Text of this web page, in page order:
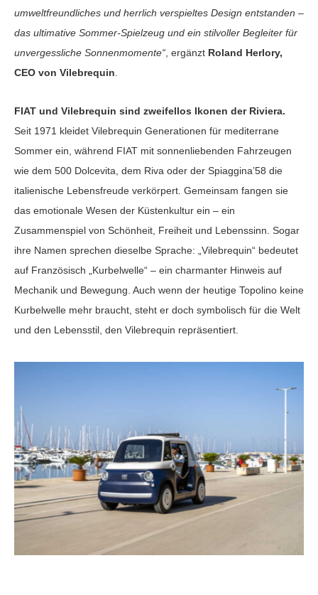
umweltfreundliches und herrlich verspieltes Design entstanden –
das ultimative Sommer-Spielzeug und ein stilvoller Begleiter für
unvergessliche Sonnenmomente“, ergänzt Roland Herlory,
CEO von Vilebrequin.
FIAT und Vilebrequin sind zweifellos Ikonen der Riviera.
Seit 1971 kleidet Vilebrequin Generationen für mediterrane
Sommer ein, während FIAT mit sonnenliebenden Fahrzeugen
wie dem 500 Dolcevita, dem Riva oder der Spiaggina’58 die
italienische Lebensfreude verkörpert. Gemeinsam fangen sie
das emotionale Wesen der Küstenkultur ein – ein
Zusammenspiel von Schönheit, Freiheit und Lebenssinn. Sogar
ihre Namen sprechen dieselbe Sprache: „Vilebrequin“ bedeutet
auf Französisch „Kurbelwelle“ – ein charmanter Hinweis auf
Mechanik und Bewegung. Auch wenn der heutige Topolino keine
Kurbelwelle mehr braucht, steht er doch symbolisch für die Welt
und den Lebensstil, den Vilebrequin repräsentiert.